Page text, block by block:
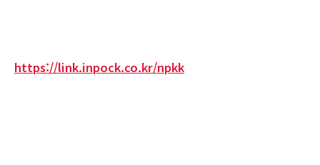
https://link.inpock.co.kr/npkk